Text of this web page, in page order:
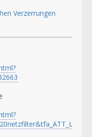
Verzerrungen